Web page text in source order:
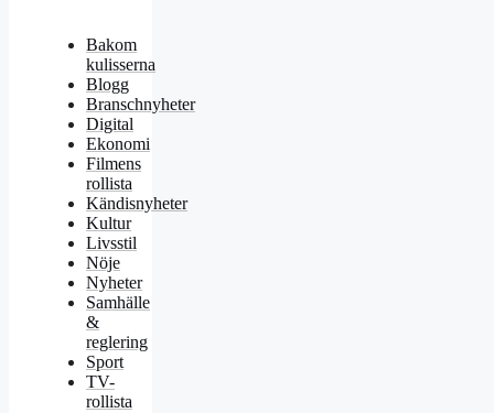
Bakom
kulisserna
Blogg
Branschnyheter
Digital
Ekonomi
Filmens
rollista
Kändisnyheter
Kultur
Livsstil
Nöje
Nyheter
Samhälle
&
reglering
Sport
TV-
rollista